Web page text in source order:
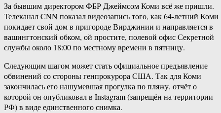
За бывшим директором ФБР Джеймсом Коми всё же пришли.
Телеканал CNN показал видеозапись того, как 64-летний Коми
покидает свой дом в пригороде Вирджинии и направляется в
вашингтонский обком, ой простите, полевой офис Секретной
службы около 18:00 по местному времени в пятницу.
Следующим шагом может стать официальное предъявление
обвинений со стороны генпрокурора США. Так для Коми
закончилась его нашумевшая прогулка по пляжу, отчёт о
которой он опубликовал в Instagram (запрещён на территории
РФ) в виде единственного снимка.